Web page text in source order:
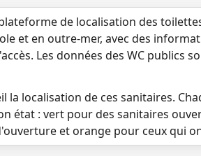
de localisation des
et en outre-mer, avec des
Les données des WC publics
la localisation de ces sanitaires.
état : vert pour des sanitaires
et orange pour ceux qui